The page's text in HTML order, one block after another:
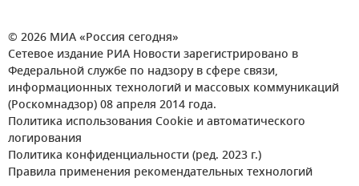
© 2026 МИА «Россия сегодня»
Сетевое издание РИА Новости зарегистрировано в
Федеральной службе по надзору в сфере связи,
информационных технологий и массовых коммуникаций
(Роскомнадзор) 08 апреля 2014 года.
Политика использования Cookie и автоматического
логирования
Политика конфиденциальности (ред. 2023 г.)
Правила применения рекомендательных технологий